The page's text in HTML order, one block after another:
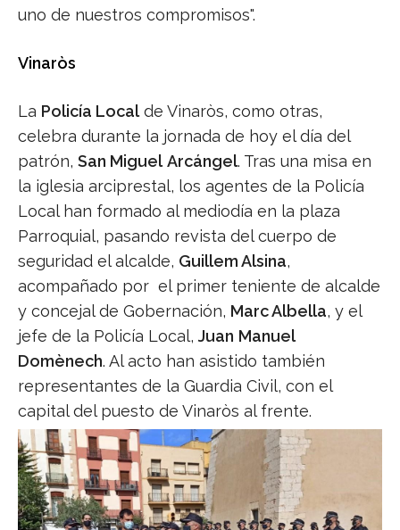
uno de nuestros compromisos".
Vinaròs
La Policía Localde Vinaròs, como otras,
celebra durante la jornada de hoy el día del
patrón, San Miguel Arcángel. Tras una misa en
la iglesia arciprestal, los agentes de la Policía
Local han formado al mediodía en la plaza
Parroquial, pasando revista del cuerpo de
seguridad el alcalde, Guillem Alsina,
acompañado por el primer teniente de alcalde
y concejal de Gobernación, Marc Albella, y el
jefe de la Policía Local, Juan Manuel
Domènech. Al acto han asistido también
representantes de la Guardia Civil, con el
capital del puesto de Vinaròs al frente.